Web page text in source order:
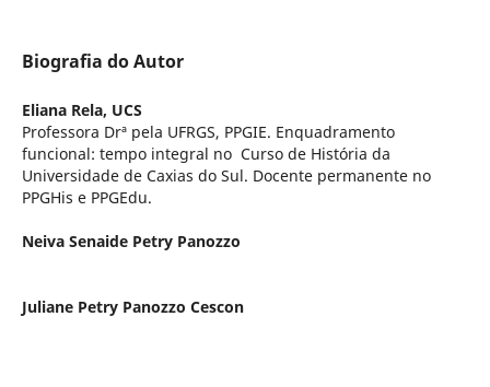
Biografia do Autor
Eliana Rela, UCS
Professora Drª pela UFRGS, PPGIE. Enquadramento
funcional: tempo integral no Curso de História da
Universidade de Caxias do Sul. Docente permanente no
PPGHis e PPGEdu.
Neiva Senaide Petry Panozzo
Juliane Petry Panozzo Cescon